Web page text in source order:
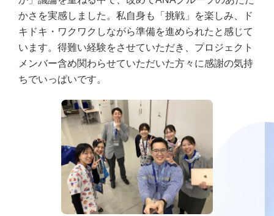
かさを実感しました。私自身も「挑戦」を楽しみ、ド
キドキ・ワクワクしながら準備を進められたと感じて
います。得難い経験をさせていただき、プロジェクト
メンバー含め関わらせていただいた方々に感謝の気持
ちでいっぱいです。